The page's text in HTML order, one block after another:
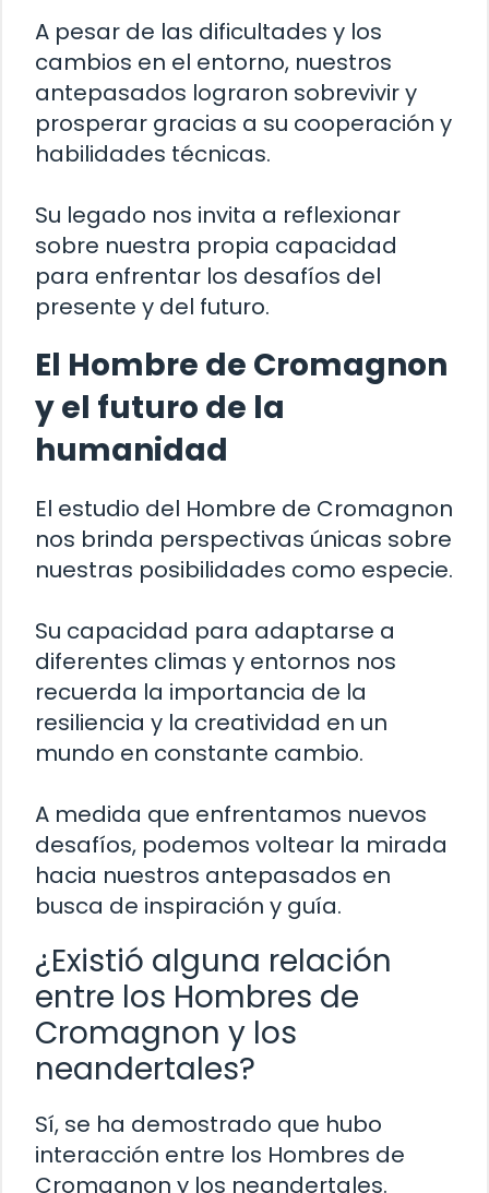
A pesar de las dificultades y los
cambios en el entorno, nuestros
antepasados lograron sobrevivir y
prosperar gracias a su cooperación y
habilidades técnicas.
Su legado nos invita a reflexionar
sobre nuestra propia capacidad
para enfrentar los desafíos del
presente y del futuro.
El Hombre de Cromagnon
y el futuro de la
humanidad
El estudio del Hombre de Cromagnon
nos brinda perspectivas únicas sobre
nuestras posibilidades como especie.
Su capacidad para adaptarse a
diferentes climas y entornos nos
recuerda la importancia de la
resiliencia y la creatividad en un
mundo en constante cambio.
A medida que enfrentamos nuevos
desafíos, podemos voltear la mirada
hacia nuestros antepasados en
busca de inspiración y guía.
¿Existió alguna relación
entre los Hombres de
Cromagnon y los
neandertales?
Sí, se ha demostrado que hubo
interacción entre los Hombres de
Cromagnon y los neandertales.